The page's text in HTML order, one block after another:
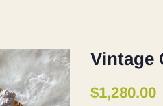
Vintage
定
$1,280.00